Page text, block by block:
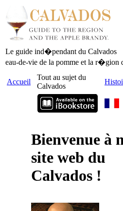
Le guide ind�pendant du Calvados
eau-de-vie de la pomme et la r�gion
Accueil
Tout au sujet du
Calvados
Bienvenue à
site web du
Calvados !